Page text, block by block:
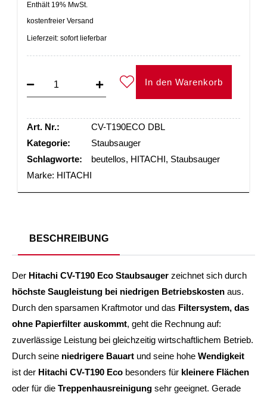
Enthält 19% MwSt.
kostenfreier Versand
Lieferzeit: sofort lieferbar
In den Warenkorb
Art. Nr.:
CV-T190ECO DBL
Kategorie:
Staubsauger
Schlagworte:
beutellos, HITACHI, Staubsauger
Marke: HITACHI
BESCHREIBUNG
Der Hitachi CV-T190 Eco Staubsauger zeichnet sich durch
höchste Saugleistung bei niedrigen Betriebskosten aus.
Durch den sparsamen Kraftmotor und das Filtersystem, das
ohne Papierfilter auskommt, geht die Rechnung auf:
zuverlässige Leistung bei gleichzeitig wirtschaftlichem Betrieb.
Durch seine niedrigere Bauart und seine hohe Wendigkeit
ist der Hitachi CV-T190 Eco besonders für kleinere Flächen
oder für die Treppenhausreinigung sehr geeignet. Gerade